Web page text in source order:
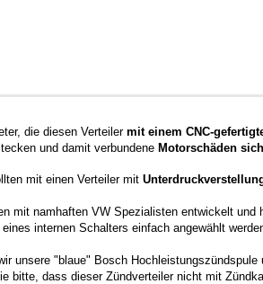
die diesen Verteiler mit einem CNC-
und damit verbundene Motorschäden
mit einen Verteiler mit
mit namhaften VW Spezialisten entwickelt und
internen Schalters einfach angewählt
unsere "blaue" Bosch Hochleistungszündspule
bitte, dass dieser Zündverteiler nicht mit